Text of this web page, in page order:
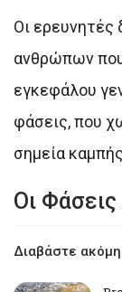
Οι ερευνητές
ανθρώπων
εγκεφάλου
φάσεις, που
σημεία
Οι
Διαβάστε ακόμη